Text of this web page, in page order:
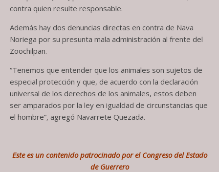
contra quien resulte responsable.
Además hay dos denuncias directas en contra de Nava
Noriega por su presunta mala administración al frente del
Zoochilpan.
“Tenemos que entender que los animales son sujetos de
especial protección y que, de acuerdo con la declaración
universal de los derechos de los animales, estos deben
ser amparados por la ley en igualdad de circunstancias que
el hombre”, agregó Navarrete Quezada.
Este es un contenido patrocinado por el Congreso del Estado
de Guerrero